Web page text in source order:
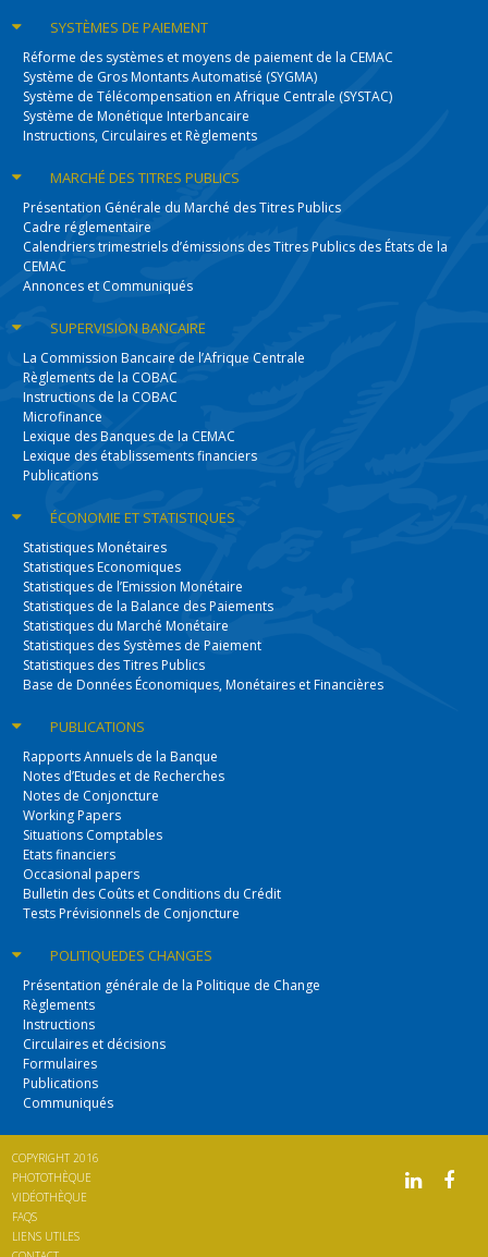
SYSTÈMESDE PAIEMENT
Réforme des systèmes et moyens de paiement de la CEMAC
Système de Gros Montants Automatisé (SYGMA)
Système de Télécompensation en Afrique Centrale (SYSTAC)
Système de Monétique Interbancaire
Instructions, Circulaires et Règlements
MARCHÉ DESTITRES PUBLICS
Présentation Générale du Marché des Titres Publics
Cadre réglementaire
Calendriers trimestriels d’émissions des Titres Publics des États de la
CEMAC
Annonces et Communiqués
SUPERVISIONBANCAIRE
La Commission Bancaire de l’Afrique Centrale
Règlements de la COBAC
Instructions de la COBAC
Microfinance
Lexique des Banques de la CEMAC
Lexique des établissements financiers
Publications
ÉCONOMIEET STATISTIQUES
Statistiques Monétaires
Statistiques Economiques
Statistiques de l’Emission Monétaire
Statistiques de la Balance des Paiements
Statistiques du Marché Monétaire
Statistiques des Systèmes de Paiement
Statistiques des Titres Publics
Base de Données Économiques, Monétaires et Financières
PUBLICATIONS
Rapports Annuels de la Banque
Notes d’Etudes et de Recherches
Notes de Conjoncture
Working Papers
Situations Comptables
Etats financiers
Occasional papers
Bulletin des Coûts et Conditions du Crédit
Tests Prévisionnels de Conjoncture
POLITIQUEDES CHANGES
Présentation générale de la Politique de Change
Règlements
Instructions
Circulaires et décisions
Formulaires
Publications
Communiqués
COPYRIGHT 2016
PHOTOTHÈQUE
VIDÉOTHÈQUE
FAQS
LIENS UTILES